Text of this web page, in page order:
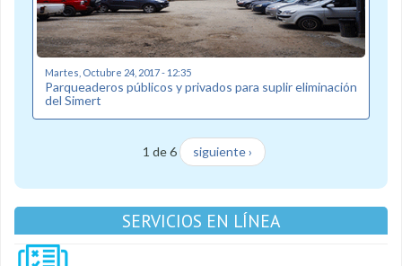
Martes, Octubre 24, 2017 - 12:35
Parqueaderos públicos y privados para suplir eliminación
del Simert
1 de 6 siguiente ›
SERVICIOS EN LÍNEA